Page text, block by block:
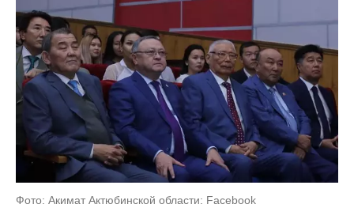
Фото: Акимат Актюбинской области: Facebook